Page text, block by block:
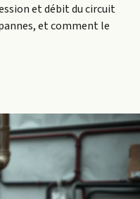
et débit du circuit
et comment le